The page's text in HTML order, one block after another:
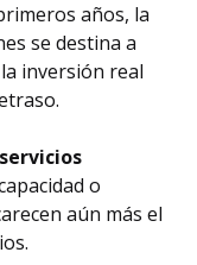
años, la
se destina a
inversión real
o
aún más el